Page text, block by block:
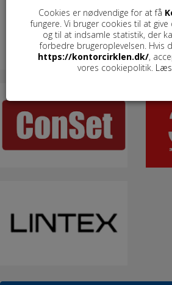
Cookies er nødvendige for at få
fungere. Vi bruger cookies til at
og til at indsamle statistik, der
forbedre brugeroplevelsen. Hvis
https://kontorcirklen.dk/,
vores cookiepolitik.